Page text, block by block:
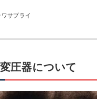
サプライ
圧器について